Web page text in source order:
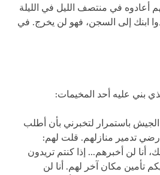
أعادوه في منتصف الليل في الليلة
ابنك إلى السجن، فهو لن يخرج. في
بني عليه أحد المخيمات:
باستمرار لتخبرني بأن أطلب
تدمير منازلهم. قلت لهم:
أنا لن أخبرهم... إذا كنتم تريدون
تأمين مكان آخر لهم. أنا لن